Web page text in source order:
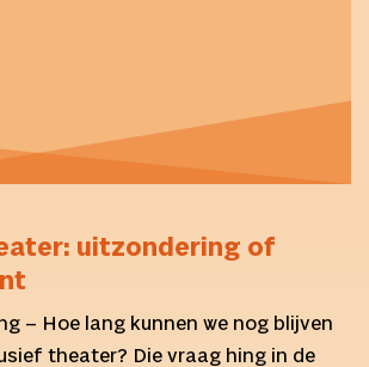
uitzondering of
– Hoe lang kunnen we nog blijven
theater? Die vraag hing in de